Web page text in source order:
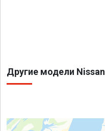
Другие модели Nissan